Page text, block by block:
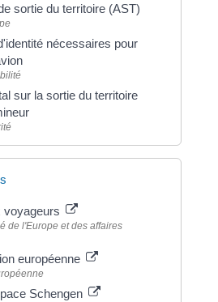
sortie du territoire (AST)
nécessaires pour
sur la sortie du territoire
voyageurs
de l'Europe et des affaires
européenne
Schengen